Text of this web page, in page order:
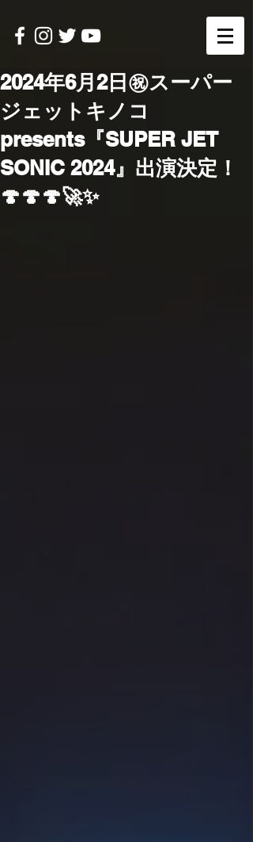
2024年6月2日㊗️スーパー
ジェットキノコ
presents『SUPER JET
SONIC 2024』出演決定！
🍄🍄🍄🚀✨